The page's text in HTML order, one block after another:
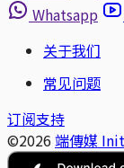
Whatsapp
关于我们
常见问题
订阅支持
©2026 端傳媒